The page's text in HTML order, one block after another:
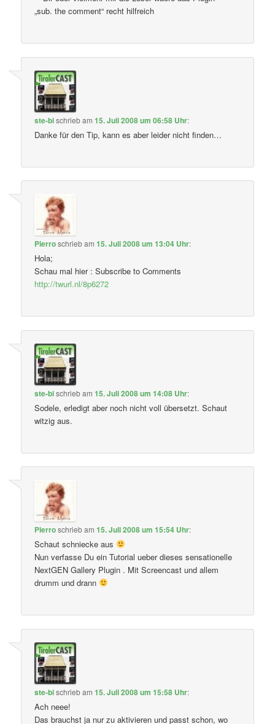
„sub. the comment“ recht hilfreich
ste-bischriebam15. Juli 2008 um 06:58 Uhr:
Danke für den Tip, kann es aber leider nicht finden…
Pierroschriebam15. Juli 2008 um 13:04 Uhr:
Hola;
Schau mal hier : Subscribe to Comments
http://twurl.nl/8p6272
ste-bischriebam15. Juli 2008 um 14:08 Uhr:
Sodele, erledigt aber noch nicht voll übersetzt. Schaut
witzig aus.
Pierroschriebam15. Juli 2008 um 15:54 Uhr:
Schaut schniecke aus
Nun verfasse Du ein Tutorial ueber dieses sensationelle
NextGEN Gallery Plugin . Mit Screencast und allem
drumm und drann
ste-bischriebam15. Juli 2008 um 15:58 Uhr:
Ach neee!
Das brauchst ja nur zu aktivieren und passt schon, wo